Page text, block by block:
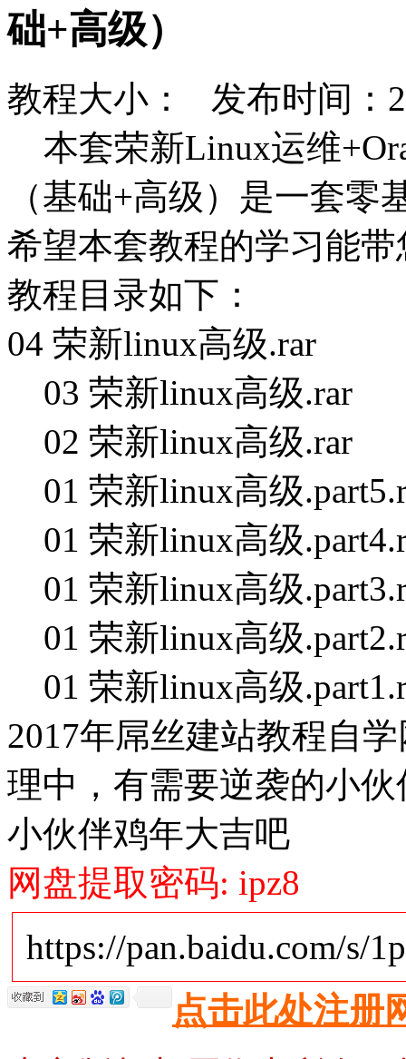
础+高级）
教程大小： 发布时间
本套荣新Linux运维
（基础+高级）是一套
希望本套教程的学习能
教程目录如下：
04 荣新linux高级.rar
03 荣新linux高级.rar
02 荣新linux高级.rar
01 荣新linux高级
01 荣新linux高级
01 荣新linux高级
01 荣新linux高级
01 荣新linux高级
2017年屌丝建站教程自
理中，有需要逆袭的小
小伙伴鸡年大吉吧
网盘提取密码: ipz8
https://pan.baidu.com/s/
点击此处注册